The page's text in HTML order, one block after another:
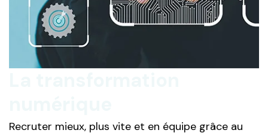
Recruter mieux, plus vite et en équipe grâce au